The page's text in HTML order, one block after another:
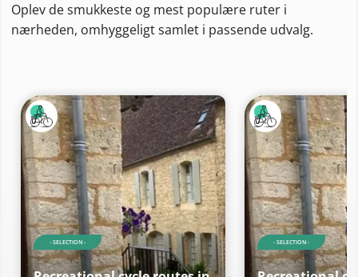
Oplev de smukkeste og mest populære ruter i
nærheden, omhyggeligt samlet i passende udvalg.
- SELECTION - - SELECTION -